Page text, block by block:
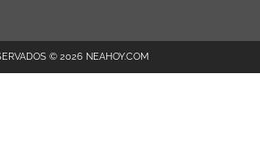
© 2026 NEAHOY.COM